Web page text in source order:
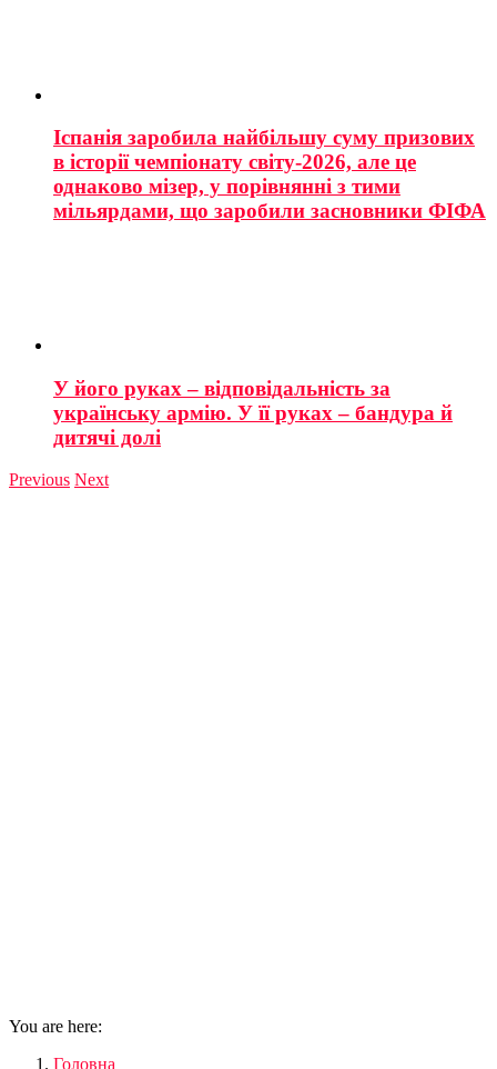
Іспанія заробила найбільшу суму призових
в історії чемпіонату світу-2026, але це
однаково мізер, у порівнянні з тими
мільярдами, що заробили засновники ФІФА
У його руках – відповідальність за
українську армію. У її руках – бандура й
дитячі долі
Previous Next
You are here:
Головна